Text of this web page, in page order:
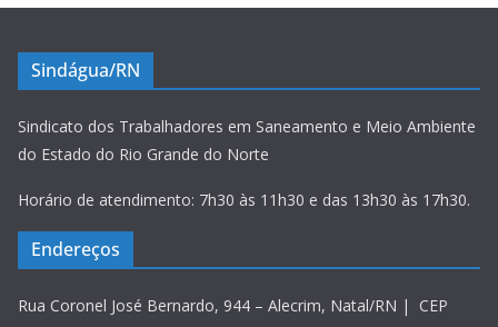
Sindágua/RN
Sindicato dos Trabalhadores em Saneamento e Meio Ambiente
do Estado do Rio Grande do Norte
Horário de atendimento: 7h30 às 11h30 e das 13h30 às 17h30.
Endereços
Rua Coronel José Bernardo, 944 – Alecrim, Natal/RN | CEP